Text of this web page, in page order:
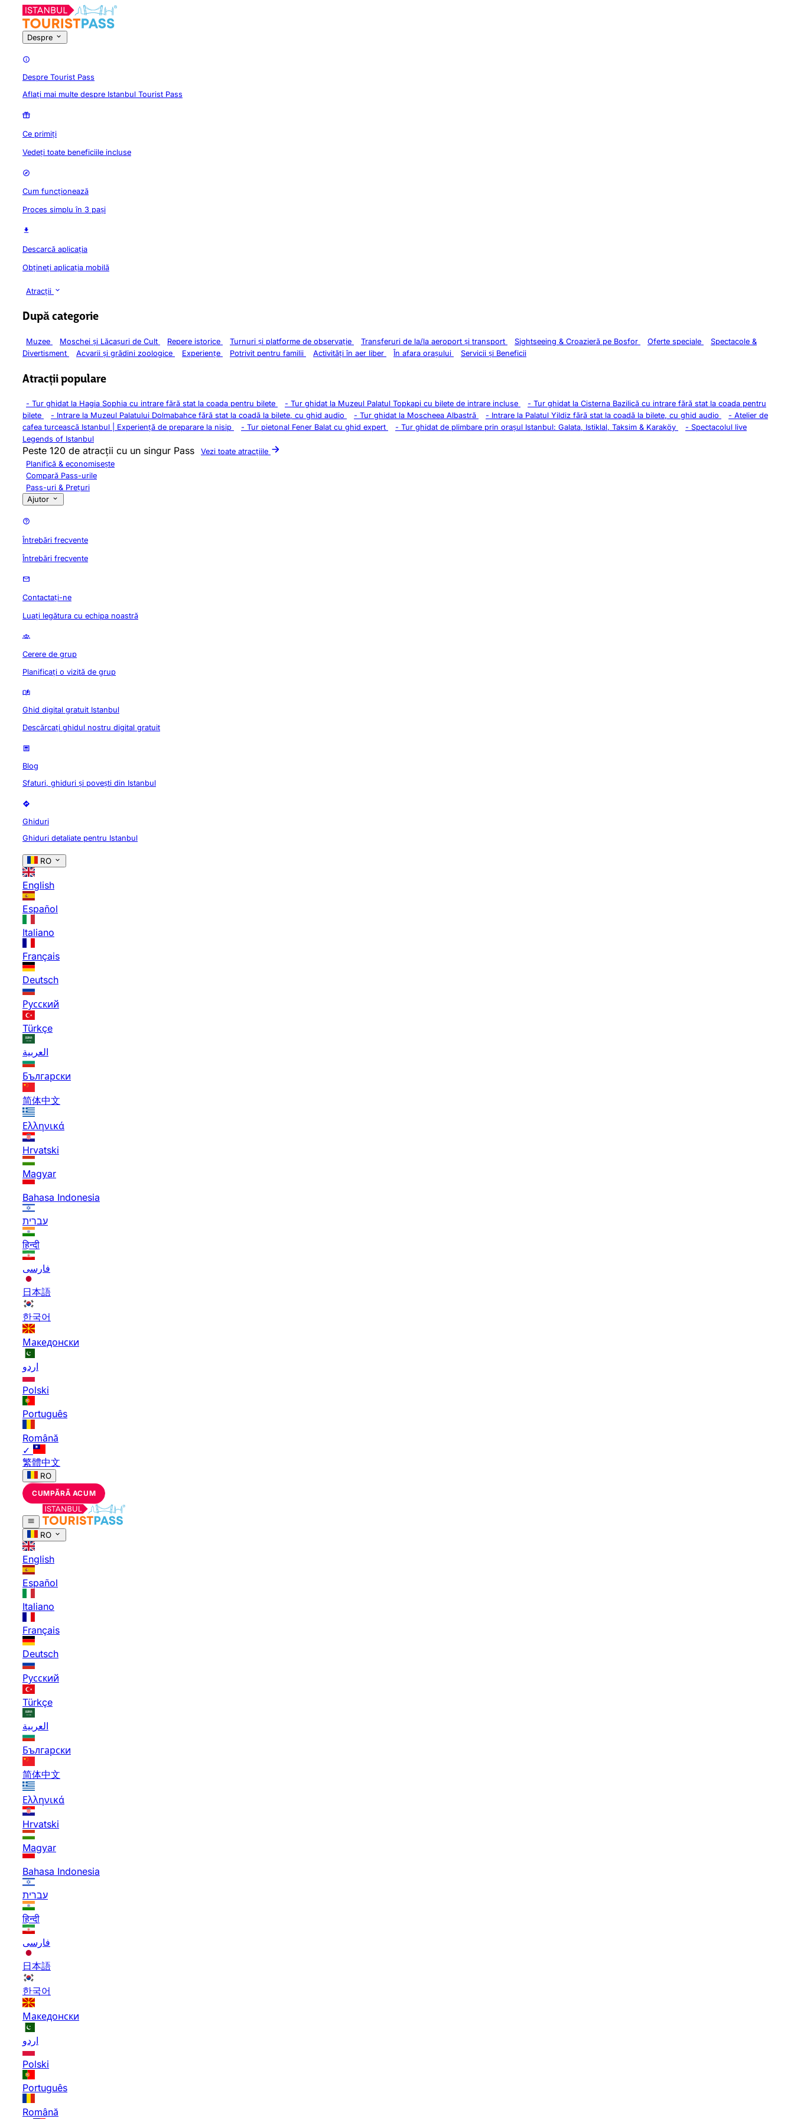
Despre
Despre Tourist Pass
Aflați mai multe despre Istanbul Tourist Pass
Ce primiți
Vedeți toate beneficiile incluse
Cum funcționează
Proces simplu în 3 pași
Descarcă aplicația
Obțineți aplicația mobilă
Atracții
După categorie
Muzee Moschei și Lăcașuri de Cult Repere istorice Turnuri și platforme de observație Transferuri de la/la aeroport și transport Sightseeing & Croazieră pe Bosfor Oferte speciale
Spectacole &
Divertisment
Acvarii și grădini zoologice Experiențe Potrivit pentru familii Activități în aer liber În afara orașului Servicii și Beneficii
Atracții populare
- Tur ghidat la Hagia Sophia cu intrare fără stat la coada pentru bilete - Tur ghidat la Muzeul Palatul Topkapi cu bilete de intrare incluse - Tur ghidat la Cisterna Bazilică cu intrare fără stat la coada pentru
bilete
- Intrare la Muzeul Palatului Dolmabahce fără stat la coadă la bilete, cu ghid audio - Tur ghidat la Moscheea Albastră - Intrare la Palatul Yildiz fără stat la coadă la bilete, cu ghid audio - Atelier de
cafea turcească Istanbul | Experiență de preparare la nisip
- Tur pietonal Fener Balat cu ghid expert - Tur ghidat de plimbare prin orașul Istanbul: Galata, Istiklal, Taksim & Karaköy - Spectacolul live
Legends of Istanbul
Peste 120 de atracții cu un singur Pass
Vezi toate atracțiile
Planifică & economisește
Compară Pass-urile
Pass-uri & Prețuri
Ajutor
Întrebări frecvente
Întrebări frecvente
Contactați-ne
Luați legătura cu echipa noastră
Cerere de grup
Planificați o vizită de grup
Ghid digital gratuit Istanbul
Descărcați ghidul nostru digital gratuit
Blog
Sfaturi, ghiduri și povești din Istanbul
Ghiduri
Ghiduri detaliate pentru Istanbul
RO
English
Español
Italiano
Français
Deutsch
Русский
Türkçe
العربية
Български
简体中文
Ελληνικά
Hrvatski
Magyar
Bahasa Indonesia
עברית
हिन्दी
فارسی
日本語
한국어
Македонски
اردو
Polski
Português
Română
✓
繁體中文
RO
CUMPĂRĂ ACUM
RO
English
Español
Italiano
Français
Deutsch
Русский
Türkçe
العربية
Български
简体中文
Ελληνικά
Hrvatski
Magyar
Bahasa Indonesia
עברית
हिन्दी
فارسی
日本語
한국어
Македонски
اردو
Polski
Português
Română